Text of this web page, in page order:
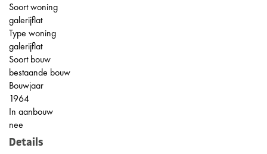
Soort woning
galerijflat
Type woning
galerijflat
Soort bouw
bestaande bouw
Bouwjaar
1964
In aanbouw
nee
Details